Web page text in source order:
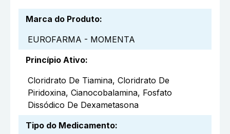
Marca do Produto:
EUROFARMA - MOMENTA
Princípio Ativo:
Cloridrato De Tiamina, Cloridrato De
Piridoxina, Cianocobalamina, Fosfato
Dissódico De Dexametasona
Tipo do Medicamento: